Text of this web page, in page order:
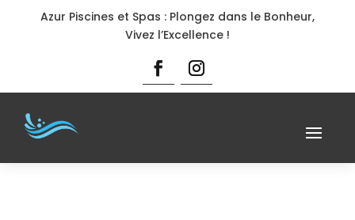
Azur Piscines et Spas : Plongez dans le Bonheur,
Vivez l’Excellence !